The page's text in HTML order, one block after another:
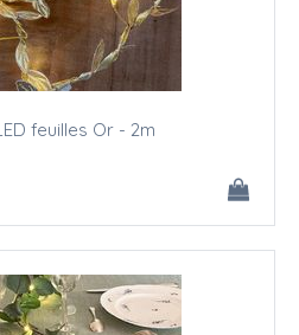
feuilles Or - 2m